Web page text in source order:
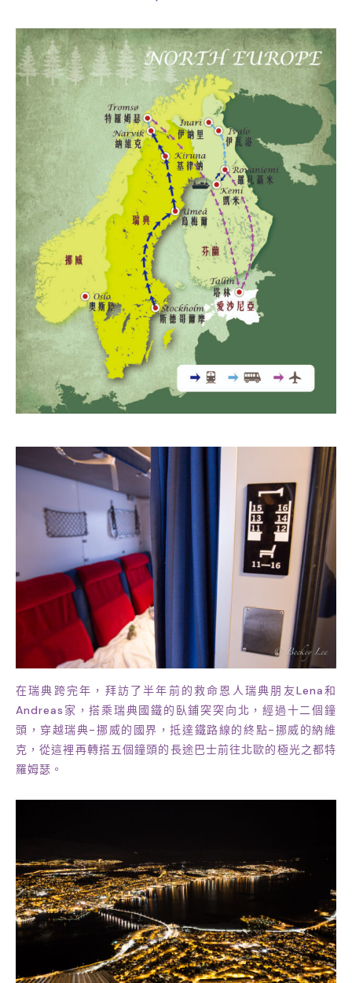
在瑞典跨完年，拜訪了半年前的救命恩人瑞典朋友Lena和
Andreas家，搭乘瑞典國鐵的臥鋪突突向北，經過十二個鐘
頭，穿越瑞典-挪威的國界，抵達鐵路線的終點-挪威的納維